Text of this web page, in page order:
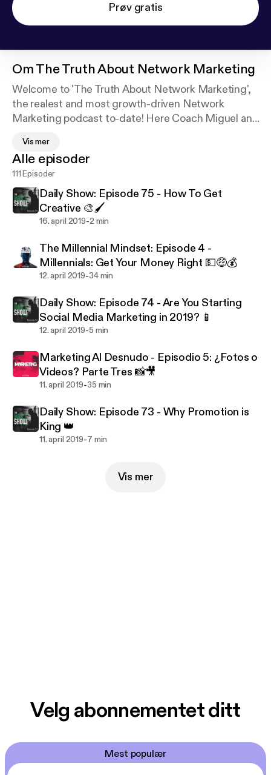
Prøv gratis
OmThe Truth About Network Marketing
Welcome to 'The Truth About Network Marketing',
the realest and most growth-driven Network
Marketing podcast to-date! Here Coach Miguel and
profitable strategies for Network Marketers. You're
about to get hit with the cold-hard truth,
completely unfiltered. Are you ready to take your
business to the next level? Let's get it 👊
Vis mer
Alle episoder
111 Episoder
Daily Show: Episode 75 - How To Get
Creative 🎨🖌
16. april 2019-2 min
The Millennial Mindset: Episode 4 -
Millennials: Get Your Money Right 💵🤑💰
12. april 2019-34 min
Daily Show: Episode 74 - Are You Starting
Social Media Marketing in 2019? 📱
12. april 2019-5 min
Marketing Al Desnudo - Episodio 5: ¿Fotos o
Videos? Parte Tres 📸🎥
11. april 2019-35 min
Daily Show: Episode 73 - Why Promotion is
King 👑
11. april 2019-7 min
Vis mer
Velg abonnementet ditt
Mest populær